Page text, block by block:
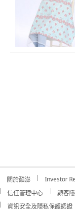
關於酷澎 Investor
信任管理中心
顧客
資訊安全及隱私保護認證